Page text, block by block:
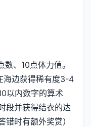
、10点体力值。
海边获得稀有度3-4
以内数字的算术
段并获得结衣的达
时有额外奖赏）